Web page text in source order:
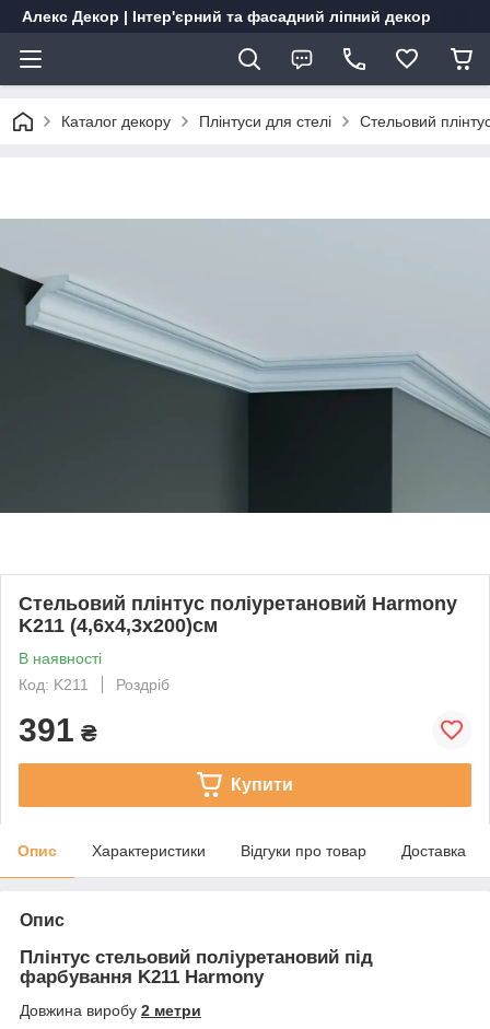
Алекс Декор | Інтер'єрний та фасадний ліпний декор
Каталог декору Плінтуси для стелі Стельовий
Стельовий плінтус поліуретановий Harmony
K211 (4,6х4,3х200)см
В наявності
Код: K211
Роздріб
391 ₴
Купити
Опис Характеристики Відгуки про товар Доставка
Опис
Плінтус стельовий поліуретановий під
фарбування K211 Harmony
Довжина виробу 2 метри